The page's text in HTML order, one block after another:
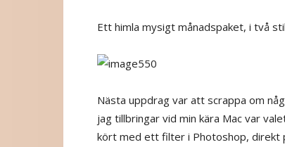
Ett himla mysigt månadspaket, i två
Nästa uppdrag var att scrappa om
jag tillbringar vid min kära Mac var
kört med ett filter i Photoshop, direkt